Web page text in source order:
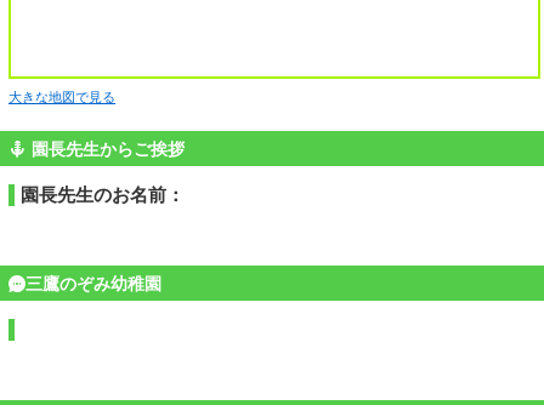
大きな地図で見る
園長先生からご挨拶
園長先生のお名前：
三鷹のぞみ幼稚園